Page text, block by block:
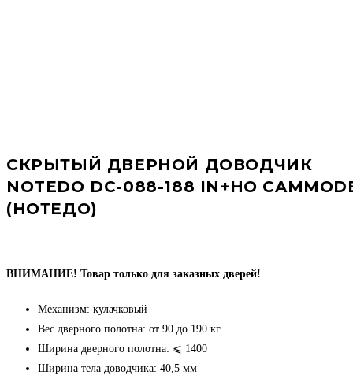
СКРЫТЫЙ ДВЕРНОЙ ДОВОДЧИК
NOTEDO DC-088-188 IN+HO
(НОТЕДО)
ВНИМАНИЕ! Товар только для заказных дверей!
Механизм: кулачковый
Вес дверного полотна: от 90 до 190 кг
Ширина дверного полотна: ⩽ 1400
Ширина тела доводчика: 40,5 мм